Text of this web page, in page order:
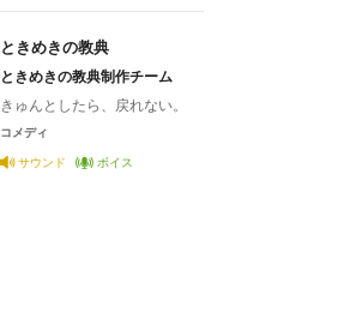
ときめきの教典
ときめきの教典制作チーム
きゅんとしたら、戻れない。
コメディ
サウンド ボイス